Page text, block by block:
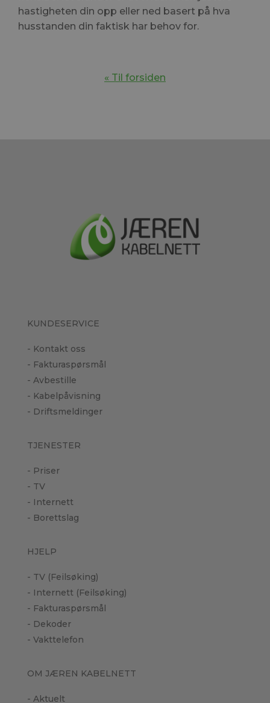
hastigheten din opp eller ned basert på hva
husstanden din faktisk har behov for.
« Til forsiden
KUNDESERVICE
- Kontakt oss
- Fakturaspørsmål
- Avbestille
- Kabelpåvisning
- Driftsmeldinger
TJENESTER
- Priser
- TV
- Internett
- Borettslag
HJELP
- TV (Feilsøking)
- Internett (Feilsøking)
- Fakturaspørsmål
- Dekoder
- Vakttelefon
OM JÆREN KABELNETT
- Aktuelt